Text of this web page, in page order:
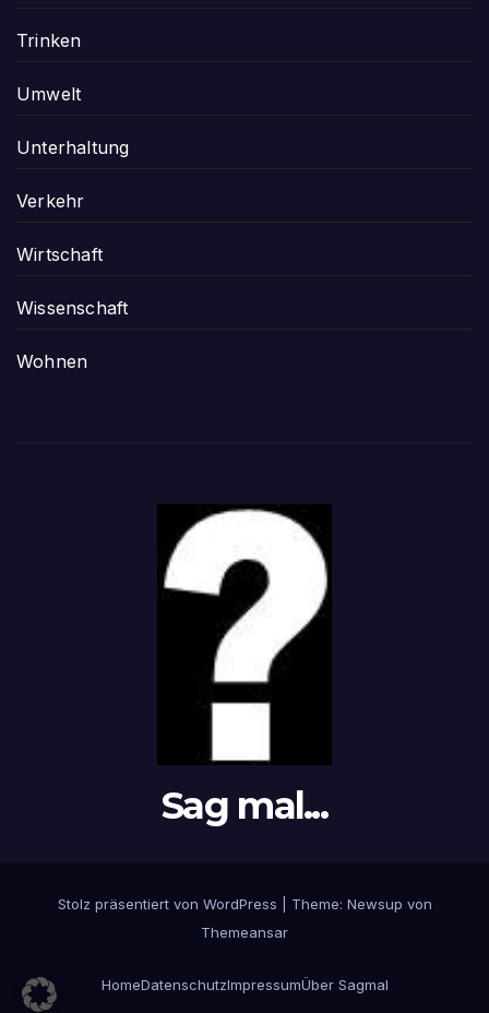
Trinken
Umwelt
Unterhaltung
Verkehr
Wirtschaft
Wissenschaft
Wohnen
Sag mal...
Stolz präsentiert von WordPress
Theme: Newsup von
Themeansar
HomeDatenschutzImpressumÜber Sagmal